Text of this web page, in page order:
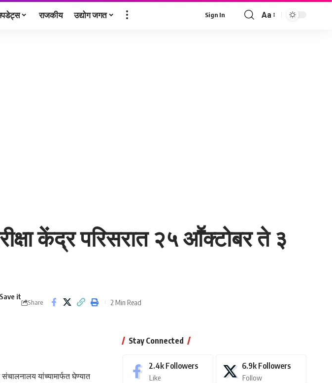
राजकीय उद्योग जगत Sign In
Font
Aa
केंद्र परिसरात २५ आॕक्टोबर ते ३
Share 2 Min Read
यांच्यामार्फत घेण्यात
Stay Connected
2.4k Followers
Like
6.9k Followers
Follow